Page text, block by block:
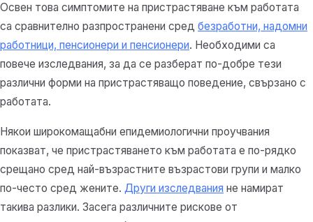
Освен това симптомите на пристрастяване към работата
са сравнително разпространени сред безработни, надомни
работници, пенсионери и пенсионери. Необходими са
повече изследвания, за да се разберат по-добре тези
различни форми на пристрастяващо поведение, свързано с
работата.
Някои широкомащабни епидемиологични проучвания
показват, че пристрастяването към работата е по-рядко
срещано сред най-възрастните възрастови групи и малко
по-често сред жените. Други изследвания не намират
такива разлики. Засега различните рискове от